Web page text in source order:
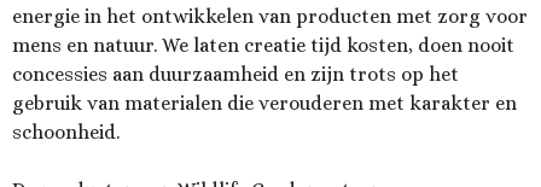
energie in het ontwikkelen van producten met zorg voor
mens en natuur. We laten creatie tijd kosten, doen nooit
concessies aan duurzaamheid en zijn trots op het
gebruik van materialen die verouderen met karakter en
schoonheid.